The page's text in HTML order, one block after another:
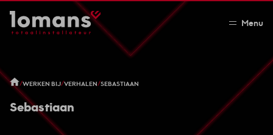
Menu
/WERKEN BIJ/VERHALEN/SEBASTIAAN
Sebastiaan